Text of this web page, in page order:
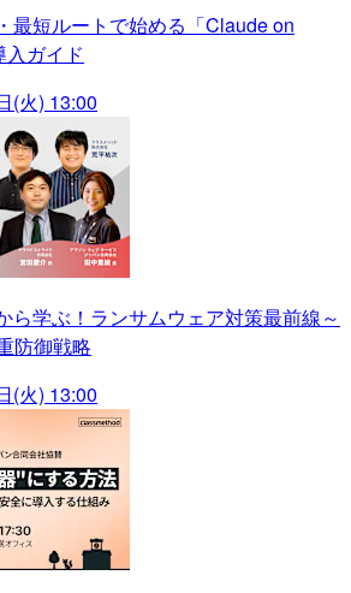
最短ルートで始める「Claude on
ガイド
(火) 13:00
ら学ぶ！ランサムウェア対策最前線～
防御戦略
(火) 13:00